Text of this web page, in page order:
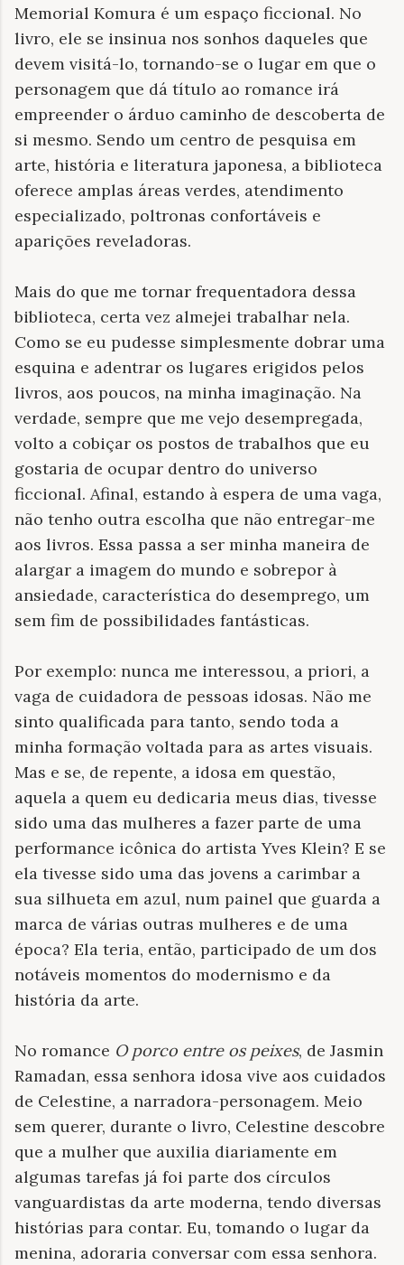
Memorial Komura é um espaço ficcional. No
livro, ele se insinua nos sonhos daqueles que
devem visitá-lo, tornando-se o lugar em que o
personagem que dá título ao romance irá
empreender o árduo caminho de descoberta de
si mesmo. Sendo um centro de pesquisa em
arte, história e literatura japonesa, a biblioteca
oferece amplas áreas verdes, atendimento
especializado, poltronas confortáveis e
aparições reveladoras.
Mais do que me tornar frequentadora dessa
biblioteca, certa vez almejei trabalhar nela.
Como se eu pudesse simplesmente dobrar uma
esquina e adentrar os lugares erigidos pelos
livros, aos poucos, na minha imaginação. Na
verdade, sempre que me vejo desempregada,
volto a cobiçar os postos de trabalhos que eu
gostaria de ocupar dentro do universo
ficcional. Afinal, estando à espera de uma vaga,
não tenho outra escolha que não entregar-me
aos livros. Essa passa a ser minha maneira de
alargar a imagem do mundo e sobrepor à
ansiedade, característica do desemprego, um
sem fim de possibilidades fantásticas.
Por exemplo: nunca me interessou, a priori, a
vaga de cuidadora de pessoas idosas. Não me
sinto qualificada para tanto, sendo toda a
minha formação voltada para as artes visuais.
Mas e se, de repente, a idosa em questão,
aquela a quem eu dedicaria meus dias, tivesse
sido uma das mulheres a fazer parte de uma
performance icônica do artista Yves Klein? E se
ela tivesse sido uma das jovens a carimbar a
sua silhueta em azul, num painel que guarda a
marca de várias outras mulheres e de uma
época? Ela teria, então, participado de um dos
notáveis momentos do modernismo e da
história da arte.
No romance O porco entre os peixes, de Jasmin
Ramadan, essa senhora idosa vive aos cuidados
de Celestine, a narradora-personagem. Meio
sem querer, durante o livro, Celestine descobre
que a mulher que auxilia diariamente em
algumas tarefas já foi parte dos círculos
vanguardistas da arte moderna, tendo diversas
histórias para contar. Eu, tomando o lugar da
menina, adoraria conversar com essa senhora.